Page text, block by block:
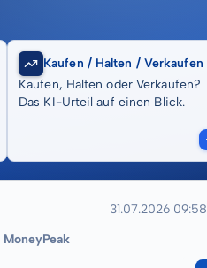
Kaufen / Halten / Verkaufen
Kaufen, Halten oder Verkaufen?
Das KI-Urteil auf einen Blick.
MoneyPeak
31.07.2026 09:58